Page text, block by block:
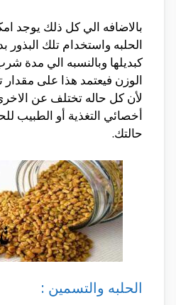
بالاضافه الي كل ذلك يوجد
الحلبه واستخدام تلك البذور
كبديلها وبالنسبه الي مدة
الوزن فيعتمد هذا على
لأن كل حاله تختلف عن
أخصائي التغذية أو الطبيب
حالتك.
الحلبه والتسمين :